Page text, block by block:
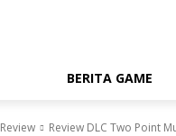
BERITA GAME
Review Review DLC Two Point